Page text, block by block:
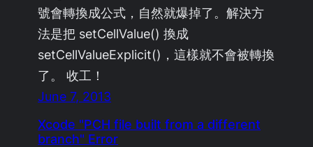
號會轉換成公式，自然就爆掉了。解決方
法是把 setCellValue() 換成
setCellValueExplicit()，這樣就不會被轉換
了。 收工！
June 7, 2013
Xcode "PCH file built from a different
branch" Error